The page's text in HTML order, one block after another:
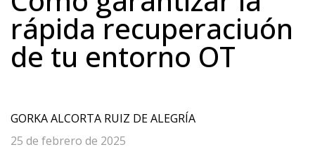
rápida recuperaciuón
de tu entorno OT
GORKA ALCORTA RUIZ DE ALEGRÍA
25 de febrero de 2025